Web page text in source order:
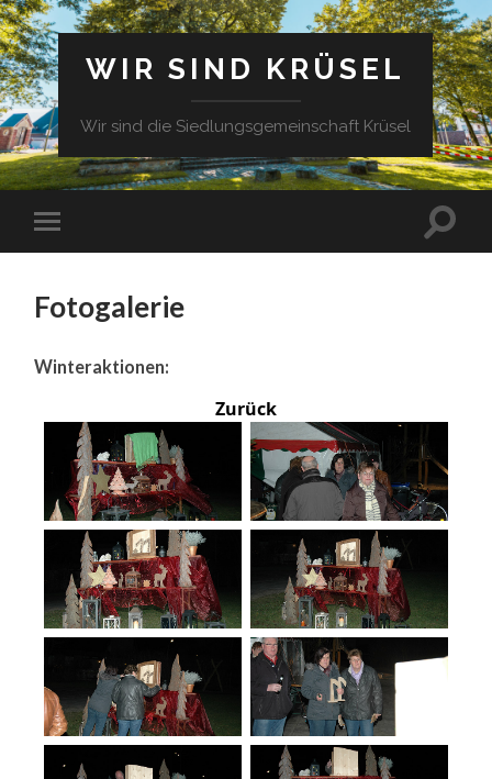
WIR SIND KRÜSEL
Wir sind die Siedlungsgemeinschaft Krüsel
Fotogalerie
Winteraktionen:
Zurück